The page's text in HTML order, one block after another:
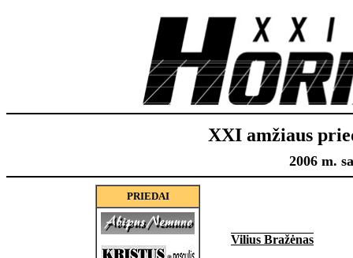
XXI amžiaus
2006 m.
PRIEDAI
Vilius Bražėnas